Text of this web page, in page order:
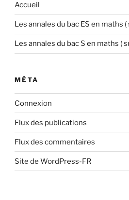
Accueil
Les annales du bac ES en maths
Les annales du bac S en maths (
MÉTA
Connexion
Flux des publications
Flux des commentaires
Site de WordPress-FR